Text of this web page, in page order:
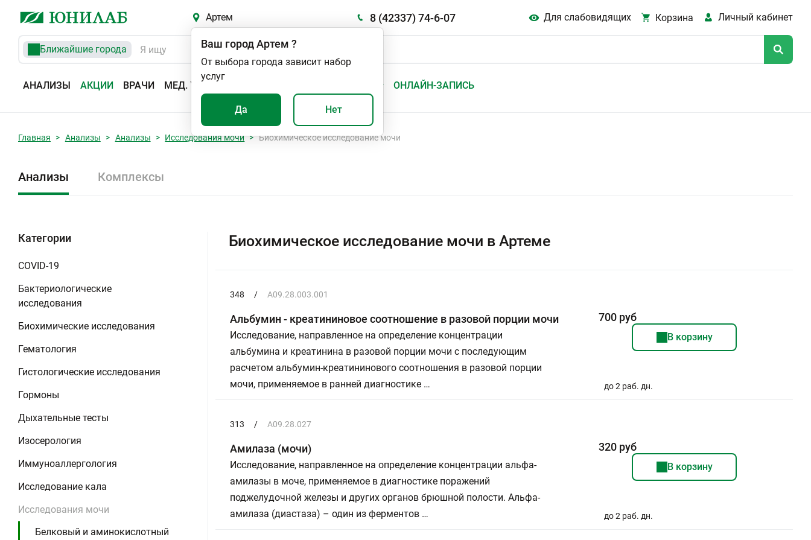
Артем 8 (42337) 74-6-07 Для слабовидящих Корзина Личный кабинет
Ближайшие города
АНАЛИЗЫ АКЦИИ ВРАЧИ МЕД. УСЛУГИ ОНЛАЙН-ЗАПИСЬ
Ваш городАртем ?
От выбора города зависит набор
услуг
Да Нет
Главная Анализы Анализы Исследования мочи Биохимическое исследование мочи
Анализы Комплексы
Категории
COVID-19
Бактериологические
исследования
Биохимические исследования
Гематология
Гистологические исследования
Гормоны
Дыхательные тесты
Изосерология
Иммуноаллергология
Исследование кала
Исследования мочи
Белковый и аминокислотный
Биохимическое исследование мочи в Артеме
348 / A09.28.003.001
Альбумин - креатининовое соотношение в разовой порции мочи
Исследование, направленное на определение концентрации
альбумина и креатинина в разовой порции мочи с последующим
расчетом альбумин-креатининового соотношения в разовой порции
мочи, применяемое в ранней диагностике …
700 руб
В корзину
до 2 раб. дн.
313 / A09.28.027
Амилаза (мочи)
Исследование, направленное на определение концентрации альфа-
амилазы в моче, применяемое в диагностике поражений
поджелудочной железы и других органов брюшной полости. Альфа-
амилаза (диастаза) – один из ферментов …
320 руб
В корзину
до 2 раб. дн.